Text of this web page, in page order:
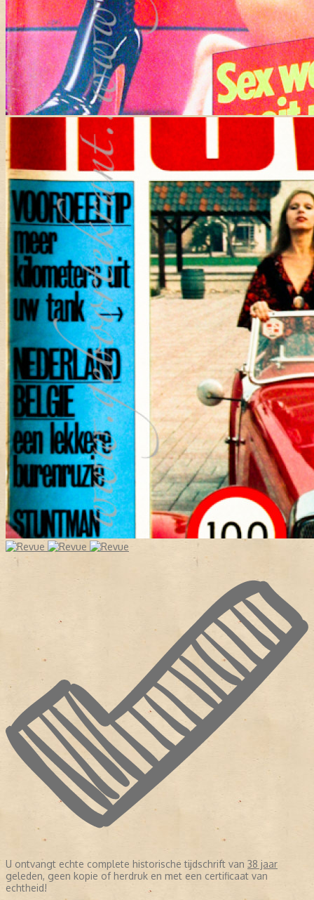
U ontvangt echte complete historische tijdschrift van 38 jaar
geleden, geen kopie of herdruk en met een certificaat van
echtheid!